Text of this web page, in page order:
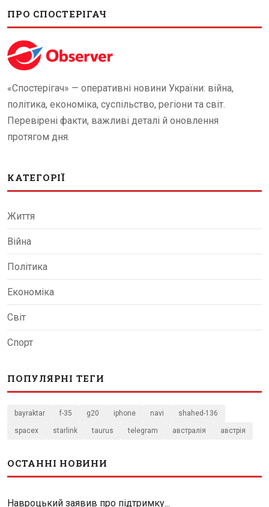
ПРО СПОСТЕРІГАЧ
«Спостерігач» — оперативні новини України: війна,
політика, економіка, суспільство, регіони та світ.
Перевірені факти, важливі деталі й оновлення
протягом дня.
КАТЕГОРІЇ
Життя
Війна
Політика
Економіка
Світ
Спорт
ПОПУЛЯРНІ ТЕГИ
bayraktar f-35 g20 iphone navi shahed-136
spacex starlink taurus telegram австралія австрія
ОСТАННІ НОВИНИ
Навроцький заявив про підтримку...